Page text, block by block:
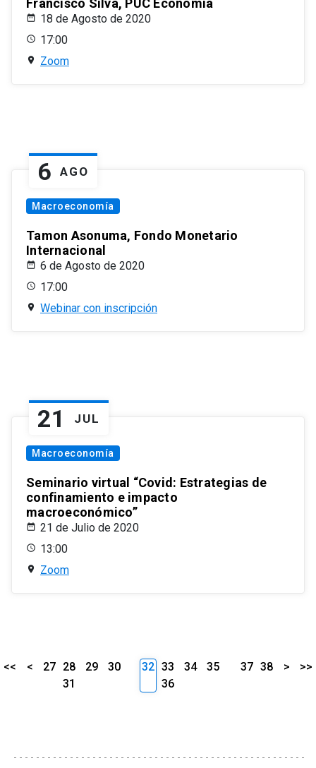
Francisco Silva, PUC Economía
18 de Agosto de 2020
17:00
Zoom
6 AGO
Macroeconomía
Tamon Asonuma, Fondo Monetario
Internacional
6 de Agosto de 2020
17:00
Webinar con inscripción
21 JUL
Macroeconomía
Seminario virtual “Covid: Estrategias de
confinamiento e impacto
macroeconómico”
21 de Julio de 2020
13:00
Zoom
<< < 27 28 29
30
31
32 33 34
35
36
37 38 > >>